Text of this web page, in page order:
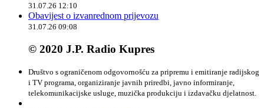
31.07.26 12:10
Obavijest o izvanrednom prijevozu
31.07.26 09:08
© 2020 J.P. Radio Kupres
Društvo s ograničenom odgovornošću za pripremu i emitiranje radijskog
i TV programa, organiziranje javnih priredbi, javno informiranje,
telekomunikacijske usluge, muzička produkciju i izdavačku djelatnost.